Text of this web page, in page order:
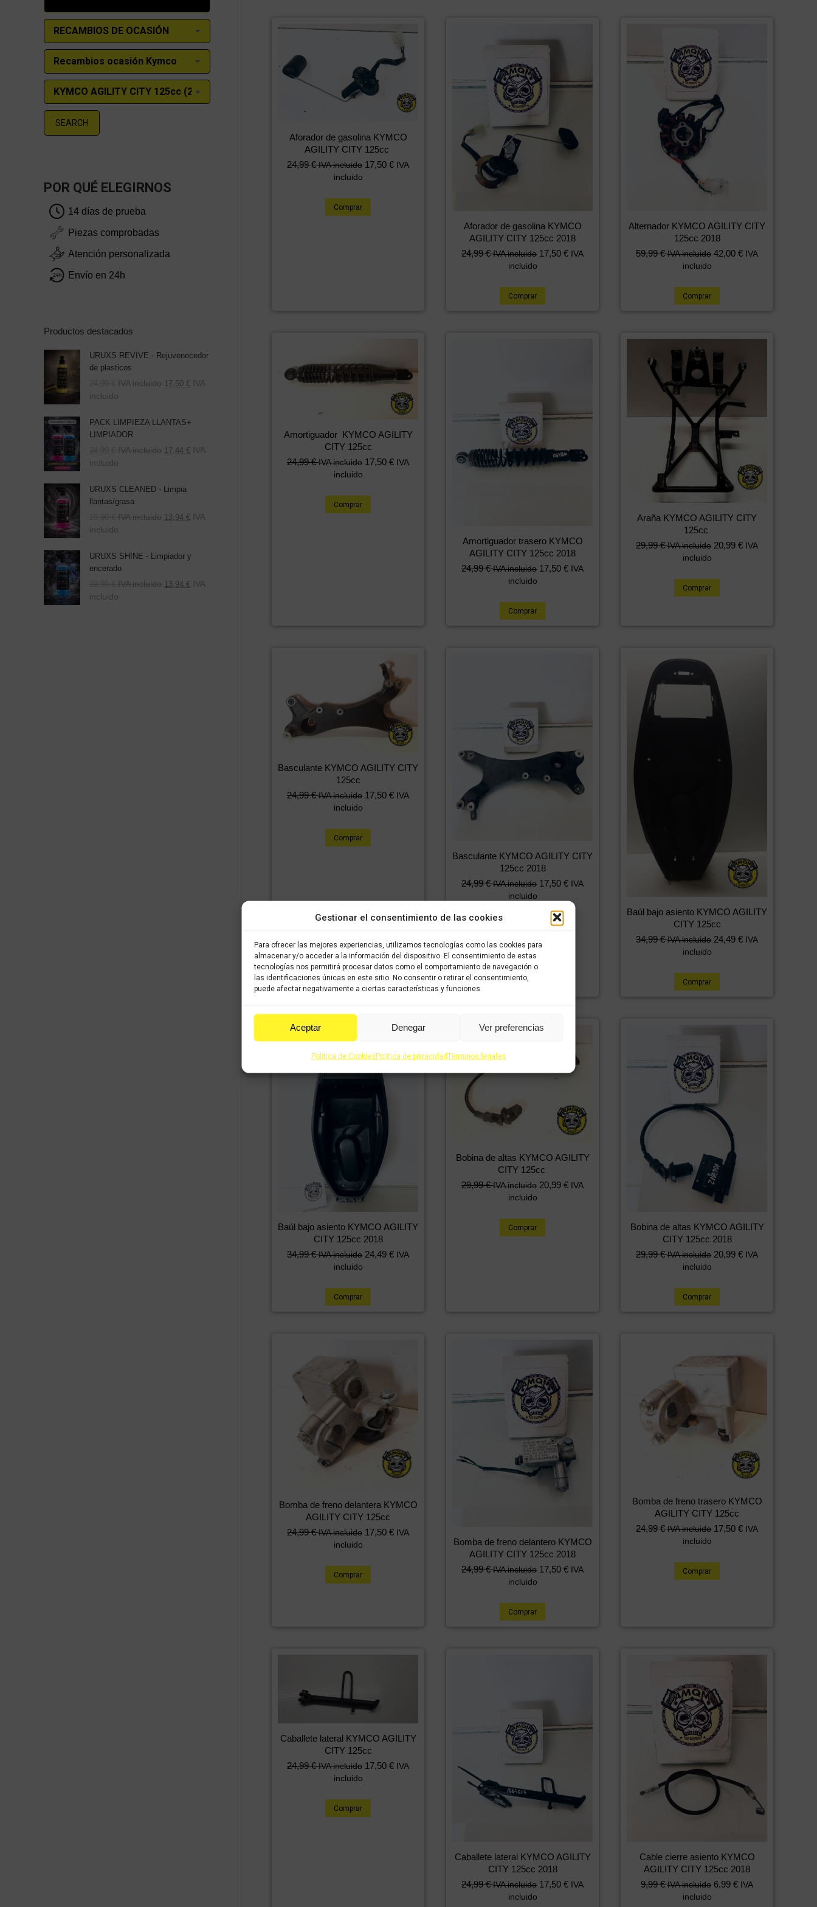
Gestionar el consentimiento de las cookies
Para ofrecer las mejores experiencias, utilizamos tecnologías como las cookies para
almacenar y/o acceder a la información del dispositivo. El consentimiento de estas
tecnologías nos permitirá procesar datos como el comportamiento de navegación o
las identificaciones únicas en este sitio. No consentir o retirar el consentimiento,
puede afectar negativamente a ciertas características y funciones.
Aceptar Denegar Ver preferencias
Política de CookiesPolítica de privacidadTérminos legales
Aforador de gasolina KYMCO
AGILITY CITY 125cc
24,99€ IVA incluido 17,50 € IVA
incluido
Comprar
Aforador de gasolina KYMCO
AGILITY CITY 125cc 2018
24,99€ IVA incluido 17,50 € IVA
incluido
Comprar
Alternador KYMCO AGILITY CITY
125cc 2018
59,99€ IVA incluido 42,00 € IVA
incluido
Comprar
Amortiguador KYMCO AGILITY
CITY 125cc
24,99€ IVA incluido 17,50 € IVA
incluido
Comprar
Amortiguador trasero KYMCO
AGILITY CITY 125cc 2018
24,99€ IVA incluido 17,50 € IVA
incluido
Comprar
Araña KYMCO AGILITY CITY
125cc
29,99€ IVA incluido 20,99 € IVA
incluido
Comprar
Basculante KYMCO AGILITY CITY
125cc
24,99€ IVA incluido 17,50 € IVA
incluido
Comprar
Basculante KYMCO AGILITY CITY
125cc 2018
24,99€ IVA incluido 17,50 € IVA
incluido
Baúl bajo asiento KYMCO AGILITY
CITY 125cc
34,99€ IVA incluido 24,49 € IVA
incluido
Comprar
Baúl bajo asiento KYMCO AGILITY
CITY 125cc 2018
34,99€ IVA incluido 24,49 € IVA
incluido
Comprar
Bobina de altas KYMCO AGILITY
CITY 125cc
29,99€ IVA incluido 20,99 € IVA
incluido
Comprar
Bobina de altas KYMCO AGILITY
CITY 125cc 2018
29,99€ IVA incluido 20,99 € IVA
incluido
Comprar
Bomba de freno delantera KYMCO
AGILITY CITY 125cc
24,99€ IVA incluido 17,50 € IVA
incluido
Comprar
Bomba de freno delantero KYMCO
AGILITY CITY 125cc 2018
24,99€ IVA incluido 17,50 € IVA
incluido
Comprar
Bomba de freno trasero KYMCO
AGILITY CITY 125cc
24,99€ IVA incluido 17,50 € IVA
incluido
Comprar
Caballete lateral KYMCO AGILITY
CITY 125cc
24,99€ IVA incluido 17,50 € IVA
incluido
Comprar
Caballete lateral KYMCO AGILITY
CITY 125cc 2018
24,99€ IVA incluido 17,50 € IVA
incluido
Cable cierre asiento KYMCO
AGILITY CITY 125cc 2018
9,99€ IVA incluido 6,99 € IVA
incluido
SEARCH
POR QUÉ ELEGIRNOS
14 días de prueba
Piezas comprobadas
Atención personalizada
Envío en 24h
Productos destacados
URUXS REVIVE - Rejuvenecedor
de plasticos
24,99 € IVA incluido 17,50 € IVA
incluido
PACK LIMPIEZA LLANTAS+
LIMPIADOR
El
precio
era:
39,80 €.
24,90 € El
precio
es:
24,90 €.
IVA incluido 17,44 € IVA
incluido
URUXS CLEANED - Limpia
llantas/grasa
19,90 € IVA incluido 13,94 € IVA
incluido
URUXS SHINE - Limpiador y
encerado
19,90 € IVA incluido 13,94 € IVA
incluido